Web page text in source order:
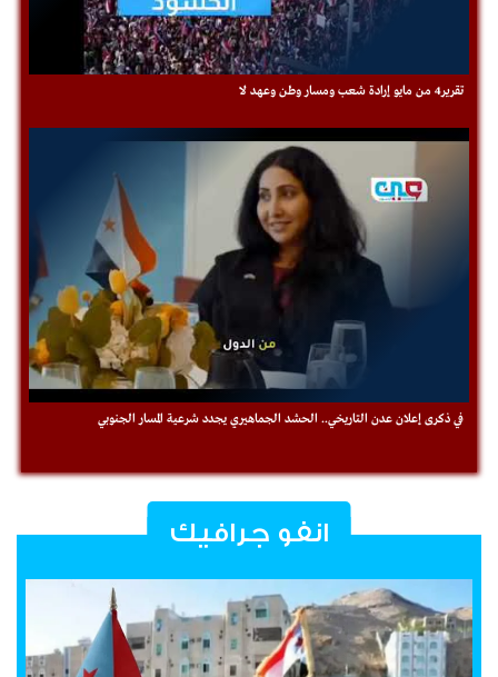
تقرير4 من مايو إرادة شعب ومسار وطن وعهد لا
في ذكرى ‎إعلان عدن التاريخي.. الحشد الجماهيري يجدد شرعية المسار الجنوبي
انفو جرافيك